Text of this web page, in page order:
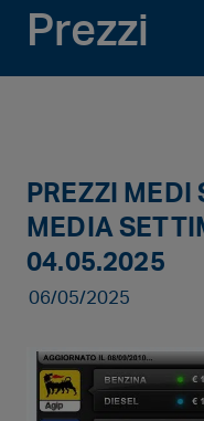
PREZZI
MEDIA
04.05.2025
Prezzi
06/05/2025